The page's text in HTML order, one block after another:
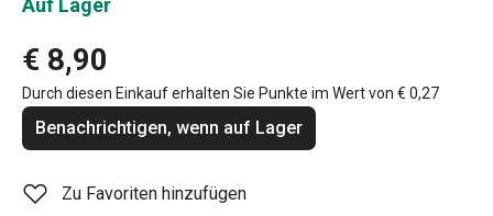
Auf Lager
€ 8,90
Durch diesen Einkauf erhalten Sie Punkte im Wert von € 0,27
Benachrichtigen, wenn auf Lager
Zu Favoriten hinzufügen